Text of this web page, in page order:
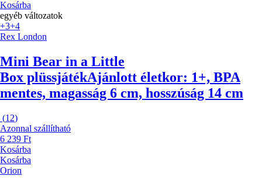
Kosárba
egyéb változatok
+3+4
Rex London
Mini Bear in a Little
Box plüssjátékAjánlott életkor: 1+, BPA
mentes, magasság 6 cm, hosszúság 14 cm
(12)
Azonnal szállítható
6 239 Ft
Kosárba
Kosárba
Orion